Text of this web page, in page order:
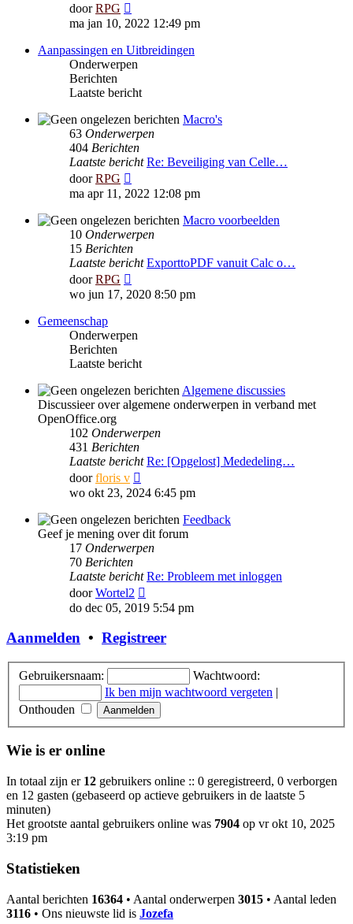
doorRPG
laatste
ma jan 10, 2022 12:49 pm
Aanpassingen en Uitbreidingen
Onderwerpen
Berichten
Laatste bericht
Macro's
63 Onderwerpen
404 Berichten
Laatste bericht Re: Beveiliging van Celle…
doorRPG
laatste
ma apr 11, 2022 12:08 pm
Macro voorbeelden
10 Onderwerpen
15 Berichten
Laatste bericht ExporttoPDF vanuit Calc o…
doorRPG
laatste
wo jun 17, 2020 8:50 pm
Gemeenschap
Onderwerpen
Berichten
Laatste bericht
Algemene discussies
Discussieer over algemene onderwerpen in verband met
OpenOffice.org
102 Onderwerpen
431 Berichten
Laatste bericht Re: [Opgelost] Mededeling…
doorfloris v
laatste
wo okt 23, 2024 6:45 pm
Feedback
Geef je mening over dit forum
17 Onderwerpen
70 Berichten
Laatste bericht Re: Probleem met inloggen
doorWortel2
laatste
bericht
do dec 05, 2019 5:54 pm
Aanmelden • Registreer
Gebruikersnaam:
Wachtwoord:
Ik ben mijn wachtwoord vergeten |
Onthouden
Wie is er online
In totaal zijn er 12 gebruikers online :: 0 geregistreerd, 0 verborgen
en 12 gasten (gebaseerd op actieve gebruikers in de laatste 5
minuten)
Het grootste aantal gebruikers online was 7904 op vr okt 10, 2025
3:19 pm
Statistieken
Aantal berichten 16364 • Aantal onderwerpen 3015 • Aantal leden
3116 • Ons nieuwste lid is Jozefa